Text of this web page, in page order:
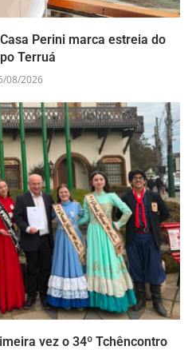
Perini marca estreia do
Terruá
08/2026
vez o 34º Tchêncontro